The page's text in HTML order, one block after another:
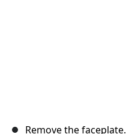
Remove the faceplate.